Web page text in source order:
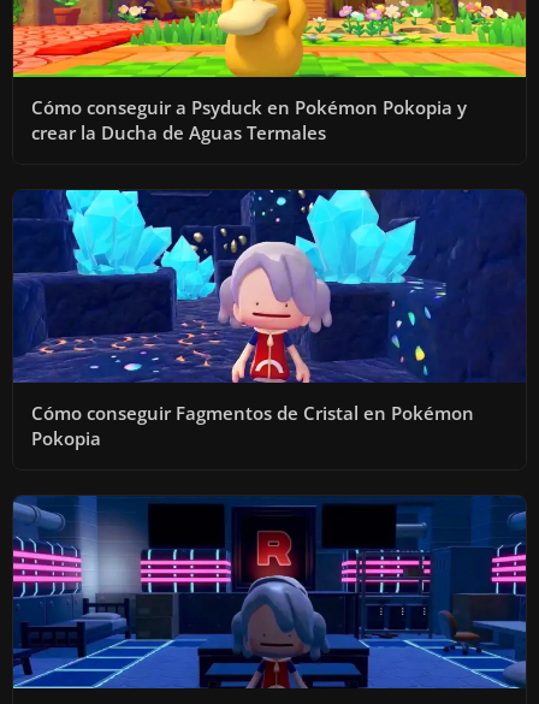
Cómo conseguir a Psyduck en Pokémon Pokopia y
crear la Ducha de Aguas Termales
Cómo conseguir Fagmentos de Cristal en Pokémon
Pokopia